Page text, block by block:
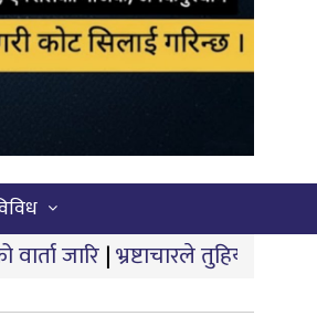
तुहियो ‘मुख्यमन्त्री बेटी पढाऊँ,